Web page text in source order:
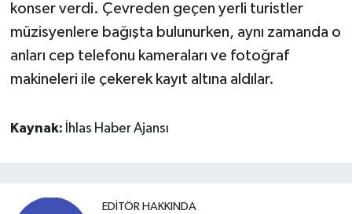
konser verdi. Çevreden geçen yerli turistler
müzisyenlere bağışta bulunurken, aynı zamanda o
anları cep telefonu kameraları ve fotoğraf
makineleri ile çekerek kayıt altına aldılar.
Kaynak: İhlas Haber Ajansı
EDITÖR HAKKINDA